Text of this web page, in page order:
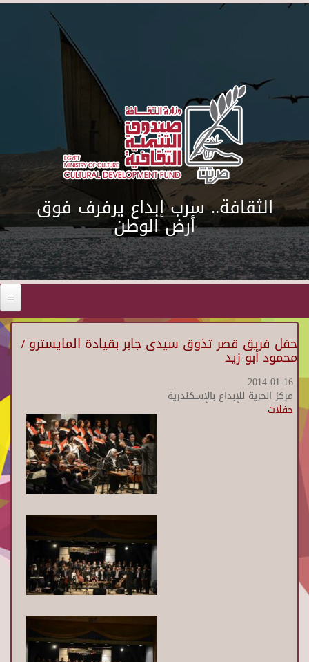
Skip to main content
الثقافة.. سرب إبداع يرفرف فوق
أرض الوطن
حفل فريق قصر تذوق سيدى جابر بقيادة المايسترو /
محمود أبو زيد
2014-01-16
مركز الحرية للإبداع بالإسكندرية
حفلات